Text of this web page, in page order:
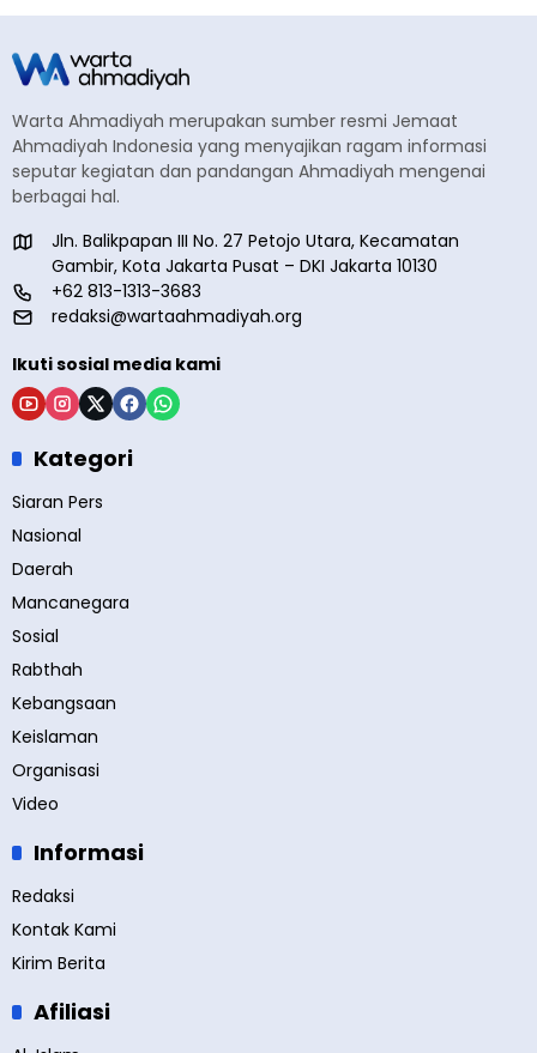
Warta Ahmadiyah merupakan sumber resmi Jemaat
Ahmadiyah Indonesia yang menyajikan ragam informasi
seputar kegiatan dan pandangan Ahmadiyah mengenai
berbagai hal.
Jln. Balikpapan III No. 27 Petojo Utara, Kecamatan
Gambir, Kota Jakarta Pusat – DKI Jakarta 10130
+62 813-1313-3683
redaksi@wartaahmadiyah.org
Ikuti sosial media kami
Kategori
Siaran Pers
Nasional
Daerah
Mancanegara
Sosial
Rabthah
Kebangsaan
Keislaman
Organisasi
Video
Informasi
Redaksi
Kontak Kami
Kirim Berita
Afiliasi